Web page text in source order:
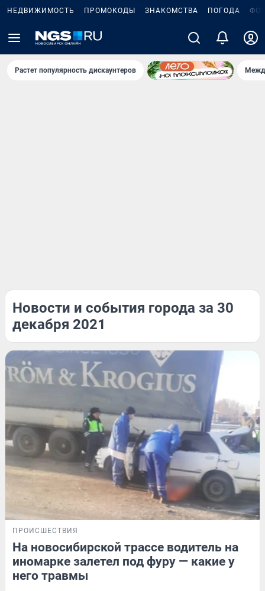
НЕДВИЖИМОСТЬ ПРОМОКОДЫ ЗНАКОМСТВА ПОГОДА
Растет популярность дискаунтеров
Новости и события города за 30
декабря 2021
ПРОИСШЕСТВИЯ
На новосибирской трассе водитель на
иномарке залетел под фуру — какие у
него травмы